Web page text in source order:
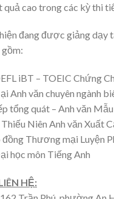
cao trong các kỳ thi
đang được giảng dạy
gồm:
iBT – TOEIC Chứng
Anh văn chuyên ngành
tổng quát – Anh văn
Niên Anh văn Xuất
Thương mại Luyện
học môn Tiếng Anh
HỆ: